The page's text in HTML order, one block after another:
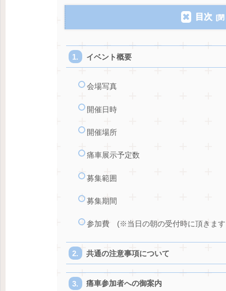
目次
イベント概要
会場写真
開催日時
開催場所
痛車展示予定数
募集範囲
募集期間
参加費 (※当日の朝の受付時に頂きま
共通の注意事項について
痛車参加者への御案内